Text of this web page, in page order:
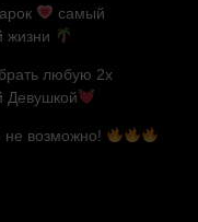
самый
жизни
любую 2х
Девушкой
не возможно!